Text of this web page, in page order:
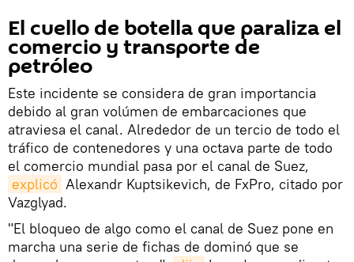
El cuello de botella que paraliza el
comercio y transporte de
petróleo
Este incidente se considera de gran importancia
debido al gran volúmen de embarcaciones que
atraviesa el canal. Alrededor de un tercio de todo el
tráfico de contenedores y una octava parte de todo
el comercio mundial pasa por el canal de Suez,
explicó Alexandr Kuptsikevich, de FxPro, citado por
Vazglyad.
"El bloqueo de algo como el canal de Suez pone en
marcha una serie de fichas de dominó que se